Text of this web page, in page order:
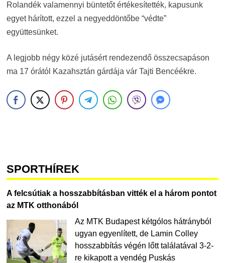
Rolandék valamennyi büntetőt értékesítették, kapusunk
egyet hárított, ezzel a negyeddöntőbe “védte”
együttesünket.
A legjobb négy közé jutásért rendezendő összecsapáson
ma 17 órától Kazahsztán gárdája vár Tajti Bencéékre.
SPORTHÍREK
A felcsútiak a hosszabbításban vitték el a három pontot
az MTK otthonából
Az MTK Budapest kétgólos hátrányból
ugyan egyenlített, de Lamin Colley
hosszabbítás végén lőtt találatával 3-2-
re kikapott a vendég Puskás